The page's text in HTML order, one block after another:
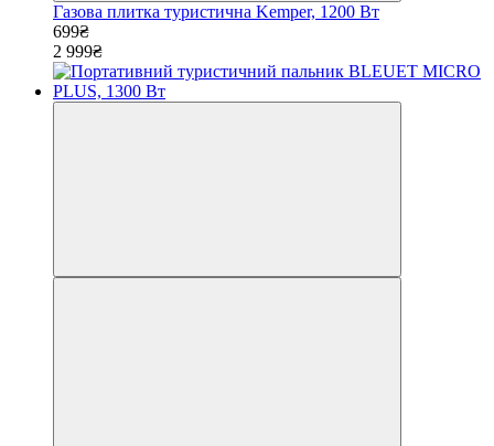
Газова плитка туристична Kemper, 1200 Вт
699₴
2 999₴